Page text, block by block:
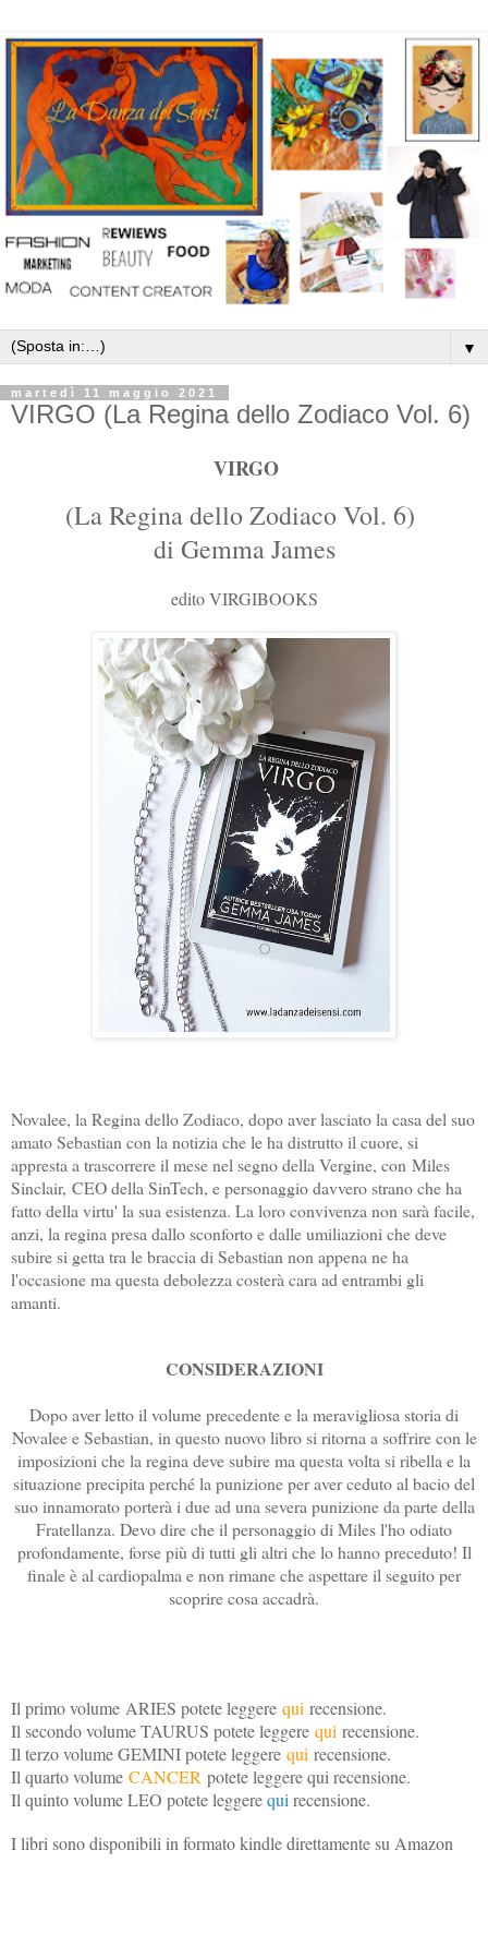
▼
martedì 11 maggio 2021
VIRGO (La Regina dello Zodiaco Vol. 6)
VIRGO
(La Regina dello Zodiaco Vol. 6)
di Gemma James
edito VIRGIBOOKS
Novalee, la Regina dello Zodiaco, dopo aver lasciato la casa del suo
amato Sebastian con la notizia che le ha distrutto il cuore, si
appresta a trascorrere il mese nel segno della Vergine, con Miles
Sinclair, CEO della SinTech, e personaggio davvero strano che ha
fatto della virtu' la sua esistenza. La loro convivenza non sarà facile,
anzi, la regina presa dallo sconforto e dalle umiliazioni che deve
subire si getta tra le braccia di Sebastian non appena ne ha
l'occasione ma questa debolezza costerà cara ad entrambi gli
amanti.
CONSIDERAZIONI
Dopo aver letto il volume precedente e la meravigliosa storia di
Novalee e Sebastian, in questo nuovo libro si ritorna a soffrire con le
imposizioni che la regina deve subire ma questa volta si ribella e la
situazione precipita perché la punizione per aver ceduto al bacio del
suo innamorato porterà i due ad una severa punizione da parte della
Fratellanza. Devo dire che il personaggio di Miles l'ho odiato
profondamente, forse più di tutti gli altri che lo hanno preceduto! Il
finale è al cardiopalma e non rimane che aspettare il seguito per
scoprire cosa accadrà.
Il primo volume ARIES potete leggere qui recensione.
Il secondo volume TAURUS potete leggere qui recensione.
Il terzo volume GEMINI potete leggere qui recensione.
Il quarto volume CANCER potete leggere qui recensione.
Il quinto volume LEO potete leggerequi recensione.
I libri sono disponibili in formato kindle direttamente su Amazon